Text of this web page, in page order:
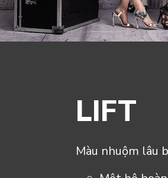
LIFT
Màu nhuộm lâu